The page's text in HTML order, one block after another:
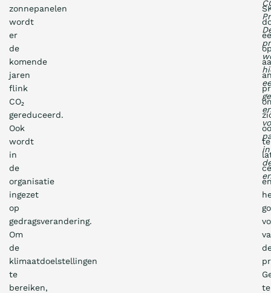
zonnepanelen
wordt
er
de
komende
jaren
flink
CO₂
gereduceerd.
Ook
wordt
in
de
organisatie
ingezet
op
gedragsverandering.
Om
de
klimaatdoelstellingen
te
bereiken,
te
te
in